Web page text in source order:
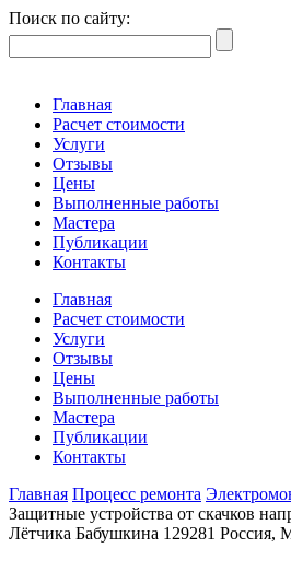
Поиск по сайту:
Главная
Расчет стоимости
Услуги
Отзывы
Цены
Выполненные работы
Мастера
Публикации
Контакты
Главная
Расчет стоимости
Услуги
Отзывы
Цены
Выполненные работы
Мастера
Публикации
Контакты
Главная Процесс ремонта
Защитные устройства от скачков
Лётчика Бабушкина 129281 Россия,